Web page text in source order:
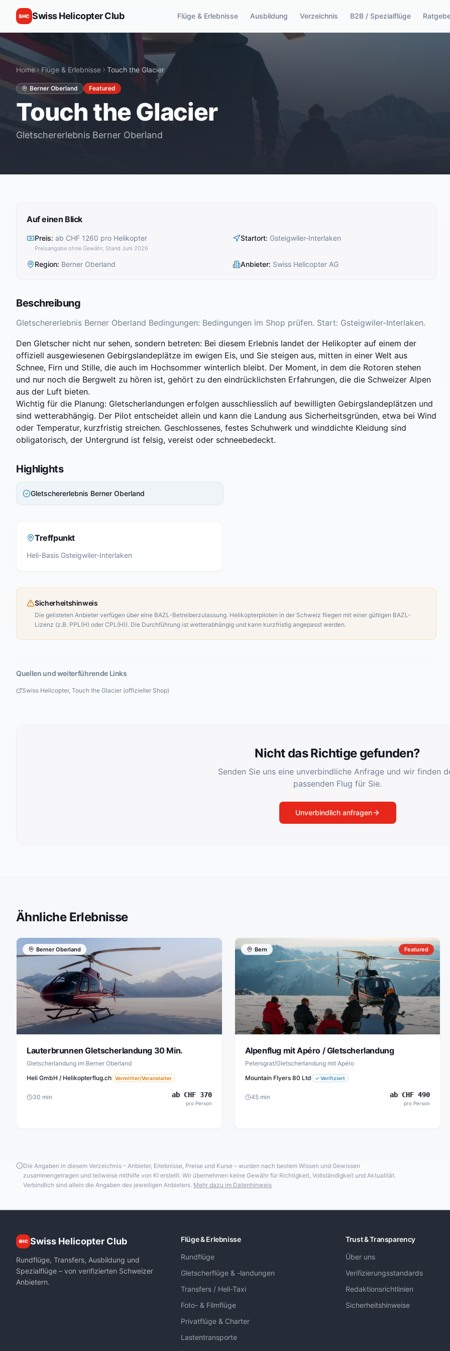
SHC Swiss Helicopter Club Flüge & Erlebnisse Ausbildung Verzeichnis B2B / Spezialflüge
Home Flüge & Erlebnisse Touch the Glacier
Berner Oberland Featured
Touch the Glacier
Gletschererlebnis Berner Oberland
Auf einen Blick
Preis: ab CHF 1260 pro Helikopter
Preisangabe ohne Gewähr, Stand Juni 2026
Startort: Gsteigwiler-Interlaken
Region: Berner Oberland Anbieter: Swiss Helicopter AG
Beschreibung
Gletschererlebnis Berner Oberland Bedingungen: Bedingungen im Shop prüfen. Start: Gsteigwiler-Interlaken.
Den Gletscher nicht nur sehen, sondern betreten: Bei diesem Erlebnis landet der Helikopter auf einem der
offiziell ausgewiesenen Gebirgslandeplätze im ewigen Eis, und Sie steigen aus, mitten in einer Welt aus
Schnee, Firn und Stille, die auch im Hochsommer winterlich bleibt. Der Moment, in dem die Rotoren stehen
und nur noch die Bergwelt zu hören ist, gehört zu den eindrücklichsten Erfahrungen, die die Schweizer Alpen
aus der Luft bieten.
Wichtig für die Planung: Gletscherlandungen erfolgen ausschliesslich auf bewilligten Gebirgslandeplätzen und
sind wetterabhängig. Der Pilot entscheidet allein und kann die Landung aus Sicherheitsgründen, etwa bei Wind
oder Temperatur, kurzfristig streichen. Geschlossenes, festes Schuhwerk und winddichte Kleidung sind
obligatorisch, der Untergrund ist felsig, vereist oder schneebedeckt.
Highlights
Gletschererlebnis Berner Oberland
Treffpunkt
Heli-Basis Gsteigwiler-Interlaken
Sicherheitshinweis
Die gelisteten Anbieter verfügen über eine BAZL-Betreiberzulassung. Helikopterpiloten in der Schweiz fliegen mit einer gültigen BAZL-
Lizenz (z.B. PPL(H) oder CPL(H)). Die Durchführung ist wetterabhängig und kann kurzfristig angepasst werden.
Quellen und weiterführende Links
Swiss Helicopter, Touch the Glacier (offizieller Shop)
Nicht das Richtige gefunden?
Senden Sie uns eine unverbindliche Anfrage und wir finden
passenden Flug für Sie.
Unverbindlich anfragen
Ähnliche Erlebnisse
Berner Oberland
Lauterbrunnen Gletscherlandung 30 Min.
Gletscherlandung im Berner Oberland
Heli GmbH / Helikopterflug.ch Vermittler/Veranstalter
30 min abCHF 370
pro Person
Bern Featured
Alpenflug mit Apéro / Gletscherlandung
Petersgrat/Gletscherlandung mit Apéro
Mountain Flyers 80 Ltd
✓ Verifiziert
45min ab CHF490
pro Person
Die Angaben in diesem Verzeichnis – Anbieter, Erlebnisse, Preise und Kurse – wurden nach bestem Wissen und Gewissen
zusammengetragen und teilweise mithilfe von KI erstellt. Wir übernehmen keine Gewähr für Richtigkeit, Vollständigkeit und Aktualität.
Verbindlich sind allein die Angaben des jeweiligen Anbieters. Mehr dazu im Datenhinweis
SHC Swiss Helicopter Club
Rundflüge, Transfers, Ausbildung und
Spezialflüge – von verifizierten Schweizer
Anbietern.
Flüge & Erlebnisse
Rundflüge
Gletscherflüge & -landungen
Transfers / Heli-Taxi
Foto- & Filmflüge
Privatflüge & Charter
Lastentransporte
Trust & Transparency
Über uns
Verifizierungsstandards
Redaktionsrichtlinien
Sicherheitshinweise